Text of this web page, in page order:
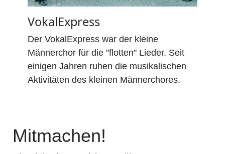
VokalExpress
Der VokalExpress war der kleine
Männerchor für die "flotten" Lieder. Seit
einigen Jahren ruhen die musikalischen
Aktivitäten des kleinen Männerchores.
Mitmachen!